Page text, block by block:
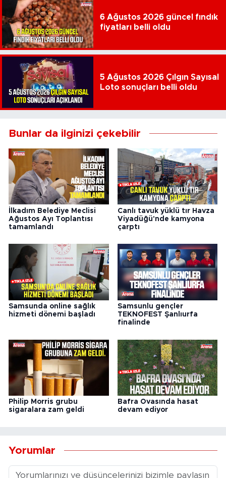
6 Ağustos 2026 güncel fındık
fiyatları belli oldu
5 Ağustos 2026 Çılgın Sayısal
Loto sonuçları belli oldu
Bunlar da ilginizi çekebilir
İlkadım Belediye Meclisi
Ağustos Ayı Toplantısı
tamamlandı
Canlı tavuk yüklü tır Havza
Viyadüğü'nde kamyona
çarptı
Samsunda online sağlık
hizmeti dönemi başladı
Samsunlu gençler
TEKNOFEST Şanlıurfa
finalinde
Philip Morris grubu
sigaralara zam geldi
Bafra Ovasında hasat
devam ediyor
Yorumlar